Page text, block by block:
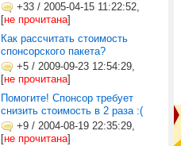
+33 / 2005-04-15 11:22:52,
[не прочитана]
Как рассчитать стоимость
спонсорского пакета?
+5 / 2009-09-23 12:54:29,
[не прочитана]
Помогите! Спонсор требует
снизить стоимость в 2 раза :(
+9 / 2004-08-19 22:35:29,
[не прочитана]